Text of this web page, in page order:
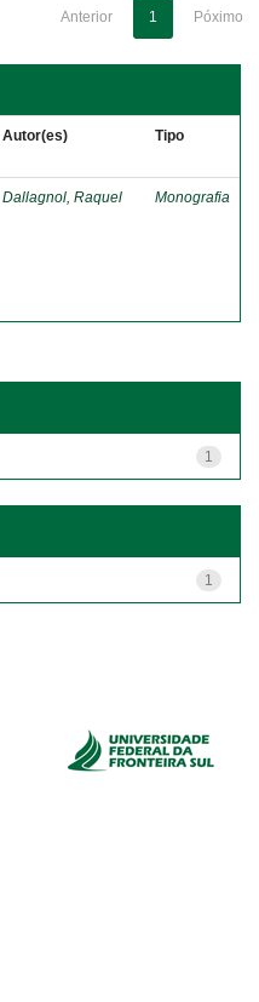
Anterior 1 Póximo
Autor(es) Tipo
Dallagnol, Raquel Monografia
1
1